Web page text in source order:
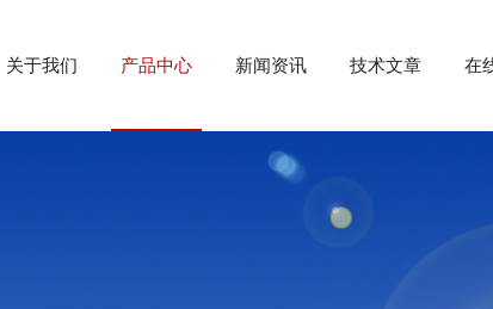
关于我们 产品中心 新闻资讯 技术文章 在